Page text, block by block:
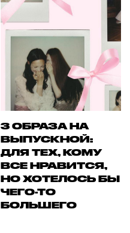
3 ОБРАЗА НА
ВЫПУСКНОЙ:
ДЛЯ ТЕХ, КОМУ
ВСЕ НРАВИТСЯ,
НО ХОТЕЛОСЬ БЫ
ЧЕГО-ТО
БОЛЬШЕГО